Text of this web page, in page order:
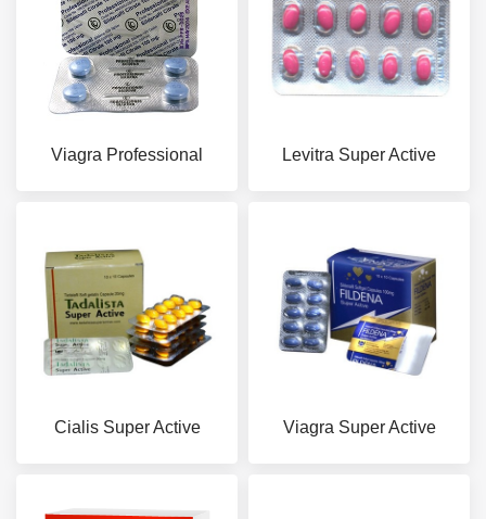
Viagra Professional Levitra Super Active
Cialis Super Active Viagra Super Active